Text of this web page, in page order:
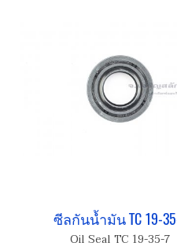
ซีลกันน้ำมัน TC 19-
Oil Seal TC 19-35-7